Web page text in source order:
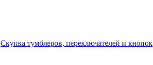
Скупка тумблеров, переключателей и кнопок